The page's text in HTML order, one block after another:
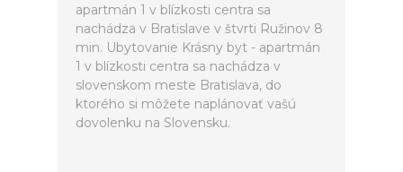
apartmán 1 v blízkosti centra sa
nachádza v Bratislave v štvrti Ružinov 8
min. Ubytovanie Krásny byt - apartmán
1 v blízkosti centra sa nachádza v
slovenskom meste Bratislava, do
ktorého si môžete naplánovať vašú
dovolenku na Slovensku.